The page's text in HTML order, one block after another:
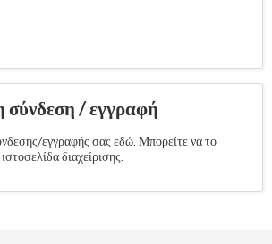
σύνδεση / εγγραφή
εγγραφής σας εδώ. Μπορείτε να το
διαχείρισης.